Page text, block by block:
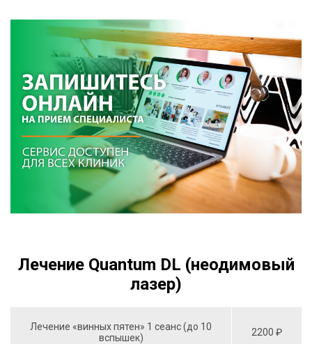
Лечение Quantum DL (неодимовый
лазер)
Лечение «винных пятен» 1 сеанс (до 10
вспышек)
2200 ₽